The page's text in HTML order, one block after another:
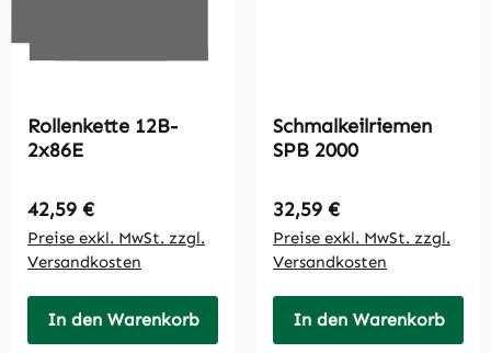
Rollenkette 12B-
2x86E
Regulärer Preis:
42,59 €
Preise exkl. MwSt. zzgl.
Versandkosten
In den Warenkorb
Schmalkeilriemen
SPB 2000
Regulärer Preis:
32,59 €
Preise exkl. MwSt. zzgl.
Versandkosten
In den Warenkorb